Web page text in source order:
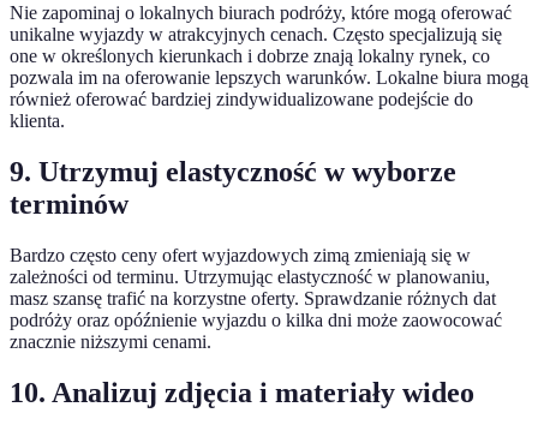
Nie zapominaj o lokalnych biurach podróży, które mogą oferować
unikalne wyjazdy w atrakcyjnych cenach. Często specjalizują się
one w określonych kierunkach i dobrze znają lokalny rynek, co
pozwala im na oferowanie lepszych warunków. Lokalne biura mogą
również oferować bardziej zindywidualizowane podejście do
klienta.
9. Utrzymuj elastyczność w wyborze
terminów
Bardzo często ceny ofert wyjazdowych zimą zmieniają się w
zależności od terminu. Utrzymując elastyczność w planowaniu,
masz szansę trafić na korzystne oferty. Sprawdzanie różnych dat
podróży oraz opóźnienie wyjazdu o kilka dni może zaowocować
znacznie niższymi cenami.
10. Analizuj zdjęcia i materiały wideo